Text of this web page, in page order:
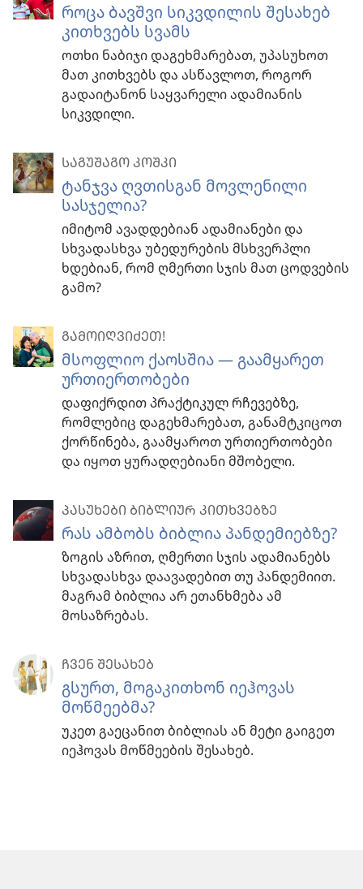
როცა ბავშვი სიკვდილის შესახებ
კითხვებს სვამს
ოთხი ნაბიჯი დაგეხმარებათ, უპასუხოთ
მათ კითხვებს და ასწავლოთ, როგორ
გადაიტანონ საყვარელი ადამიანის
სიკვდილი.
ᲡᲐᲒᲣᲨᲐᲒᲝ ᲙᲝᲨᲙᲘ
ტანჯვა ღვთისგან მოვლენილი
სასჯელია?
იმიტომ ავადდებიან ადამიანები და
სხვადასხვა უბედურების მსხვერპლი
ხდებიან, რომ ღმერთი სჯის მათ ცოდვების
გამო?
ᲒᲐᲛᲝᲘᲦᲕᲘᲫᲔᲗ!
მსოფლიო ქაოსშია — გაამყარეთ
ურთიერთობები
დაფიქრდით პრაქტიკულ რჩევებზე,
რომლებიც დაგეხმარებათ, განამტკიცოთ
ქორწინება, გაამყაროთ ურთიერთობები
და იყოთ ყურადღებიანი მშობელი.
ᲞᲐᲡᲣᲮᲔᲑᲘ ᲑᲘᲑᲚᲘᲣᲠ ᲙᲘᲗᲮᲕᲔᲑᲖᲔ
რას ამბობს ბიბლია პანდემიებზე?
ზოგის აზრით, ღმერთი სჯის ადამიანებს
სხვადასხვა დაავადებით თუ პანდემიით.
მაგრამ ბიბლია არ ეთანხმება ამ
მოსაზრებას.
ᲩᲕᲔᲜ ᲨᲔᲡᲐᲮᲔᲑ
გსურთ, მოგაკითხონ იეჰოვას
მოწმეებმა?
უკეთ გაეცანით ბიბლიას ან მეტი გაიგეთ
იეჰოვას მოწმეების შესახებ.